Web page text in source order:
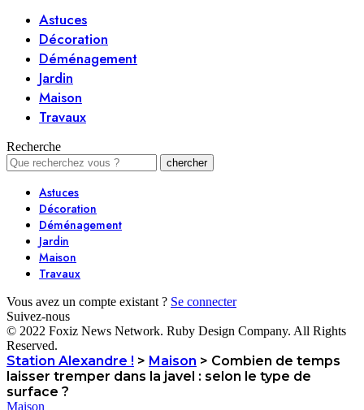
Astuces
Décoration
Déménagement
Jardin
Maison
Travaux
Recherche
Astuces
Décoration
Déménagement
Jardin
Maison
Travaux
Vous avez un compte existant ? Se connecter
Suivez-nous
© 2022 Foxiz News Network. Ruby Design Company. All Rights
Reserved.
Station Alexandre ! > Maison > Combien de temps
laisser tremper dans la javel : selon le type de
surface ?
Maison